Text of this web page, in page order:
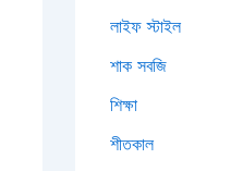
লাইফ স্টাইল
শাক সবজি
শিক্ষা
শীতকাল